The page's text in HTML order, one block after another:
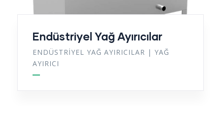
Endüstriyel Yağ Ayırıcılar
ENDÜSTRIYEL YAĞ AYIRICILAR | YAĞ
AYIRICI